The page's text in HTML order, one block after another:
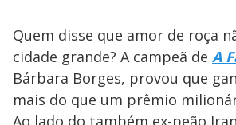
Quem disse que amor de roça
cidade grande? A campeã de A
Bárbara Borges, provou que
mais do que um prêmio
Ao lado do também ex-peão